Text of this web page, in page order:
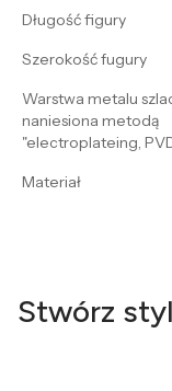
Długość figury
Szerokość fugury
Warstwa metalu
naniesiona metodą
"electroplateing,
Materiał
Stwórz